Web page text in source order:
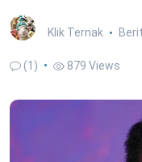
Klik Ternak
(1) 879 Views